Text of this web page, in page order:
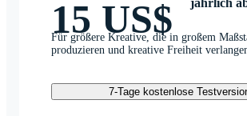
15 US$
Für größere Kreative, die in großem
produzieren und kreative Freiheit
7-Tage kostenlose